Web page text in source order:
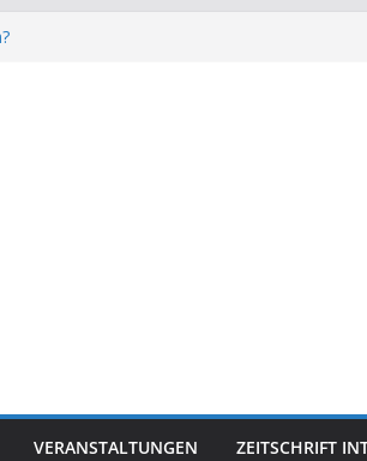
VERANSTALTUNGEN ZEITSCHRIFT